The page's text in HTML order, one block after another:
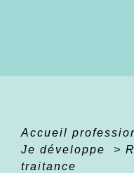
Accueil
Je développe
>
traitance